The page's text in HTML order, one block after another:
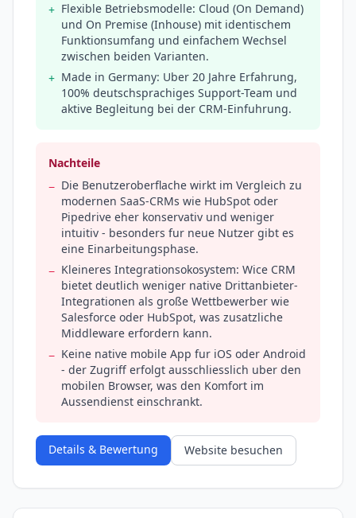
+ Flexible Betriebsmodelle: Cloud (On Demand)
und On Premise (Inhouse) mit identischem
Funktionsumfang und einfachem Wechsel
zwischen beiden Varianten.
+ Made in Germany: Uber 20 Jahre Erfahrung,
100% deutschsprachiges Support-Team und
aktive Begleitung bei der CRM-Einfuhrung.
Nachteile
− Die Benutzeroberflache wirkt im Vergleich zu
modernen SaaS-CRMs wie HubSpot oder
Pipedrive eher konservativ und weniger
intuitiv - besonders fur neue Nutzer gibt es
eine Einarbeitungsphase.
− Kleineres Integrationsokosystem: Wice CRM
bietet deutlich weniger native Drittanbieter-
Integrationen als große Wettbewerber wie
Salesforce oder HubSpot, was zusatzliche
Middleware erfordern kann.
− Keine native mobile App fur iOS oder Android
- der Zugriff erfolgt ausschliesslich uber den
mobilen Browser, was den Komfort im
Aussendienst einschrankt.
Details & Bewertung Website besuchen